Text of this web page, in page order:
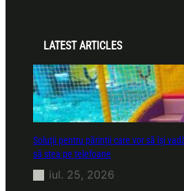
LATEST ARTICLES
Soluții pentru părinții care vor să își
să stea pe telefoane
iul. 25, 2026